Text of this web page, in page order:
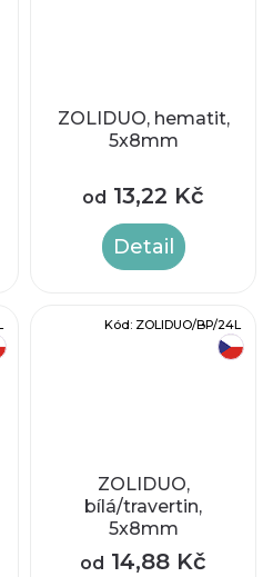
ZOLIDUO, hematit,
5x8mm
od 13,22 Kč
Detail
ZOLIDUO,
bílá/travertin,
5x8mm
od 14,88 Kč
Kód: ZOLIDUO/BP/24L